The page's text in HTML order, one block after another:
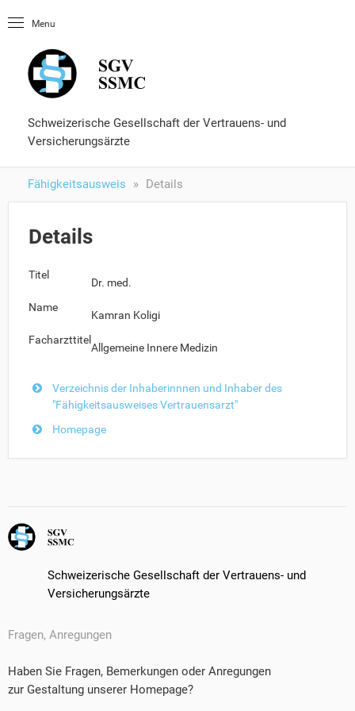
Menu
Schweizerische Gesellschaft der Vertrauens- und
Versicherungsärzte
Fähigkeitsausweis Details
Details
Titel
Dr. med.
Name
Kamran Koligi
Facharzttitel
Allgemeine Innere Medizin
Verzeichnis der Inhaberinnnen und Inhaber des
"Fähigkeitsausweises Vertrauensarzt"
Homepage
Schweizerische Gesellschaft der Vertrauens- und
Versicherungsärzte
Fragen, Anregungen
Haben Sie Fragen, Bemerkungen oder Anregungen
zur Gestaltung unserer Homepage?
Nachschlagewerke
Fähigkeitsausweis
Formulare und Services